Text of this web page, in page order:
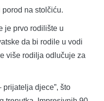
na stolčiću.
je prvo rodilište u
da bi rodile u vodi
više rodilja odlučuje za
djece”, što